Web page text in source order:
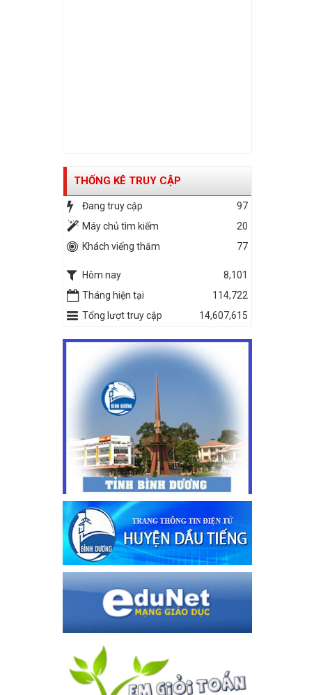
THỐNG KÊ TRUY CẬP
Đang truy cập
97
Máy chủ tìm kiếm
20
Khách viếng thăm
77
Hôm nay
8,101
Tháng hiện tại
114,722
Tổng lượt truy cập
14,607,615